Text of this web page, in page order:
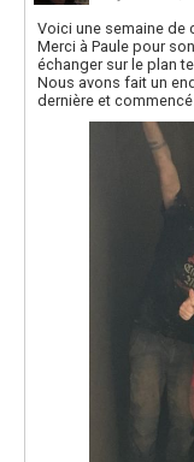
Voici une semaine de
Merci à Paule pour
échanger sur le plan
Nous avons fait un
dernière et